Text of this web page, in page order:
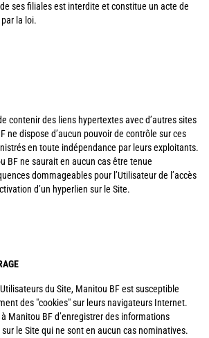
ses filiales est interdite et constitue un acte de
la loi.
contenir des liens hypertextes avec d’autres sites
ne dispose d’aucun pouvoir de contrôle sur ces
en toute indépendance par leurs exploitants.
BF ne saurait en aucun cas être tenue
dommageables pour l’Utilisateur de l’accès
d’un hyperlien sur le Site.
du Site, Manitou BF est susceptible
des "cookies" sur leurs navigateurs Internet.
Manitou BF d’enregistrer des informations
le Site qui ne sont en aucun cas nominatives.